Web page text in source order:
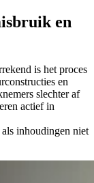
en
is het proces
en
slechter af
actief in
inhoudingen niet